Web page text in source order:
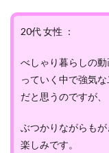
20代 女性 ：
べしゃり暮らしの
っていく中で強気
だと思うのですが、
ぶつかりながらも
楽しみです。